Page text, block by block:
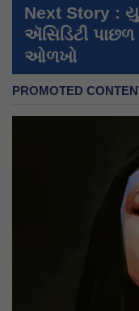
Next Story :
ઍસિડિટી
ઓળખો